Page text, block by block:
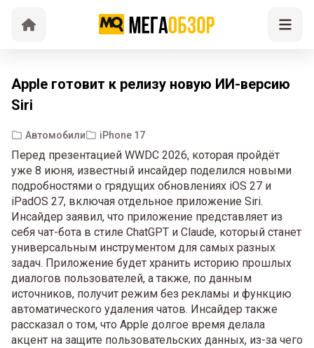
Apple готовит к релизу новую ИИ-версию
Siri
Автомобили iPhone 17
Перед презентацией WWDC 2026, которая пройдёт
уже 8 июня, известный инсайдер поделился новыми
подробностями о грядущих обновлениях iOS 27 и
iPadOS 27, включая отдельное приложение Siri.
Инсайдер заявил, что приложение представляет из
себя чат-бота в стиле ChatGPT и Claude, который станет
универсальным инструментом для самых разных
задач. Приложение будет хранить историю прошлых
диалогов пользователей, а также, по данным
источников, получит режим без рекламы и функцию
автоматического удаления чатов. Инсайдер также
рассказал о том, что Apple долгое время делала
акцент на защите пользовательских данных, из-за чего